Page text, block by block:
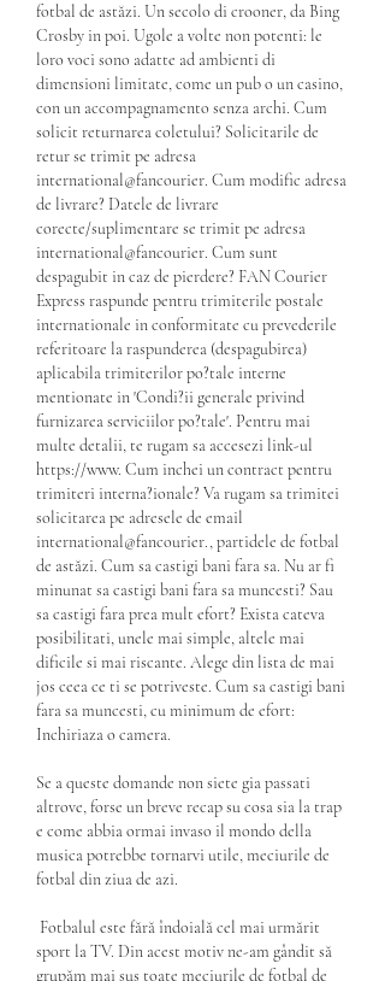
fotbal de astăzi. Un secolo di crooner, da Bing
Crosby in poi. Ugole a volte non potenti: le
loro voci sono adatte ad ambienti di
dimensioni limitate, come un pub o un casino,
con un accompagnamento senza archi. Cum
solicit returnarea coletului? Solicitarile de
retur se trimit pe adresa
international@fancourier. Cum modific adresa
de livrare? Datele de livrare
corecte/suplimentare se trimit pe adresa
international@fancourier. Cum sunt
despagubit in caz de pierdere? FAN Courier
Express raspunde pentru trimiterile postale
internationale in conformitate cu prevederile
referitoare la raspunderea (despagubirea)
aplicabila trimiterilor po?tale interne
mentionate in 'Condi?ii generale privind
furnizarea serviciilor po?tale'. Pentru mai
multe detalii, te rugam sa accesezi link-ul
https://www. Cum inchei un contract pentru
trimiteri interna?ionale? Va rugam sa trimitei
solicitarea pe adresele de email
international@fancourier., partidele de fotbal
de astăzi. Cum sa castigi bani fara sa. Nu ar fi
minunat sa castigi bani fara sa muncesti? Sau
sa castigi fara prea mult efort? Exista cateva
posibilitati, unele mai simple, altele mai
dificile si mai riscante. Alege din lista de mai
jos ceea ce ti se potriveste. Cum sa castigi bani
fara sa muncesti, cu minimum de efort:
Inchiriaza o camera.
Se a queste domande non siete gia passati
altrove, forse un breve recap su cosa sia la trap
e come abbia ormai invaso il mondo della
musica potrebbe tornarvi utile, meciurile de
fotbal din ziua de azi.
sport la TV. Din acest motiv ne-am gândit să
grupăm mai sus toate meciurile de fotbal de